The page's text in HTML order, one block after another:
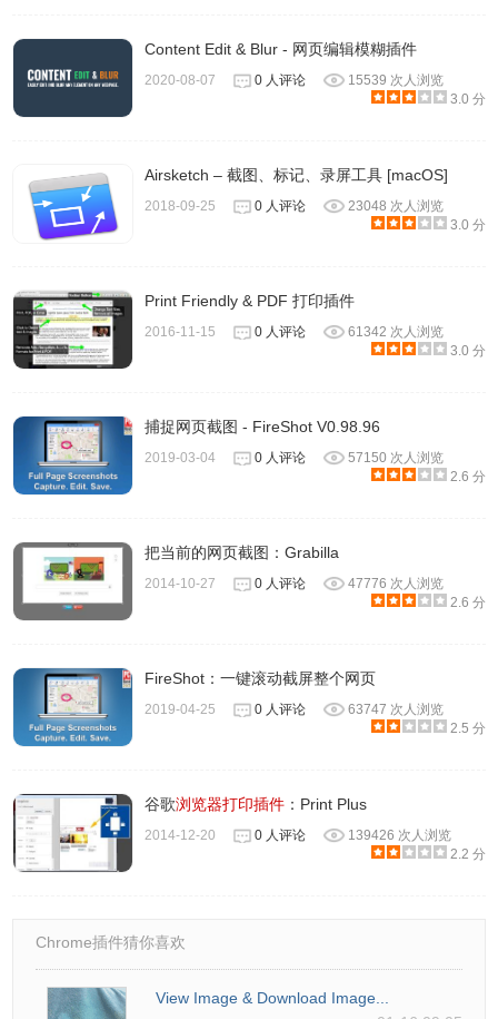
Content Edit & Blur - 网页编辑模糊插件
2020-08-07 0 人评论
15539 次人浏览
3.0 分
Airsketch – 截图、标记、录屏工具 [macOS]
2018-09-25 0 人评论
23048 次人浏览
3.0 分
Print Friendly & PDF 打印插件
2016-11-15 0 人评论
61342 次人浏览
3.0 分
捕捉网页截图 - FireShot V0.98.96
2019-03-04 0 人评论
57150 次人浏览
2.6 分
把当前的网页截图：Grabilla
2014-10-27 0 人评论
47776 次人浏览
2.6 分
FireShot：一键滚动截屏整个网页
2019-04-25 0 人评论
63747 次人浏览
2.5 分
谷歌浏览器打印插件 ：Print Plus
2014-12-20 0 人评论
139426 次人浏览
2.2 分
Chrome插件猜你喜欢
View Image & Download Image...